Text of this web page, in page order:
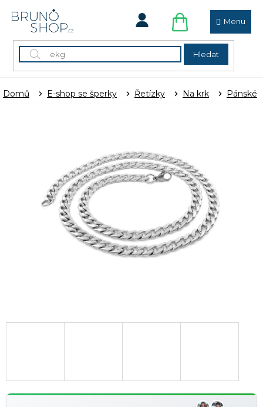
Hledat
NÁKUPNÍ
KOŠÍK
Domů E-shop se šperky Řetízky Na krk Pánské